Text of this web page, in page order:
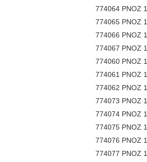
774064 PNOZ
774065 PNOZ
774066 PNOZ
774067 PNOZ
774060 PNOZ
774061 PNOZ
774062 PNOZ
774073 PNOZ
774074 PNOZ
774075 PNOZ
774076 PNOZ
774077 PNOZ